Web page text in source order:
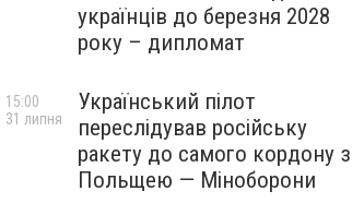
українців до березня 2028
року – дипломат
Український пілот
переслідував російську
ракету до самого кордону з
Польщею — Міноборони
15:00
31 липня